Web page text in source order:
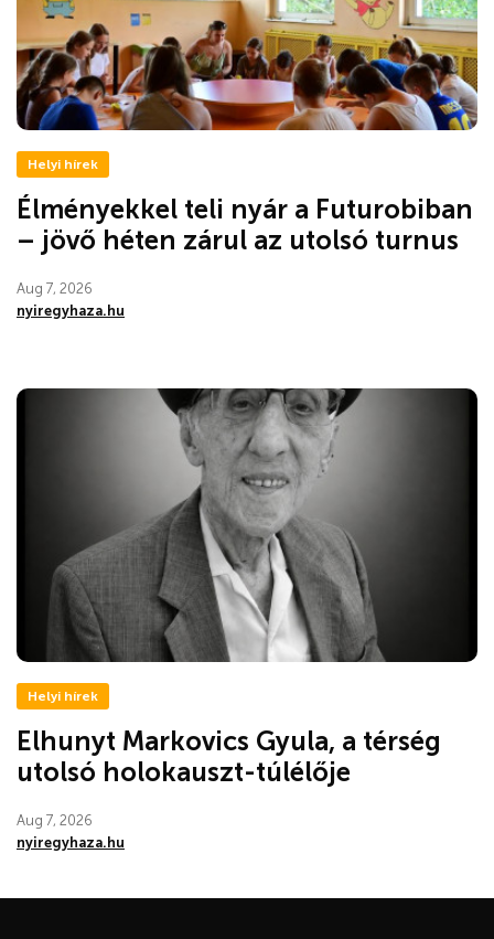
Helyi hírek
Élményekkel teli nyár a Futurobiban
– jövő héten zárul az utolsó turnus
Aug 7, 2026
nyiregyhaza.hu
Helyi hírek
Elhunyt Markovics Gyula, a térség
utolsó holokauszt-túlélője
Aug 7, 2026
nyiregyhaza.hu